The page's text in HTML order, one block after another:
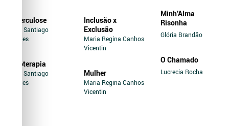
Tuberculose
Jairo Santiago
Novaes
Soroterapia
Jairo Santiago
Novaes
Inclusão x
Exclusão
Maria Regina Canhos
Vicentin
Mulher
Maria Regina Canhos
Vicentin
Minh’Alma
Risonha
Glória Brandão
O Chamado
Lucrecia Rocha